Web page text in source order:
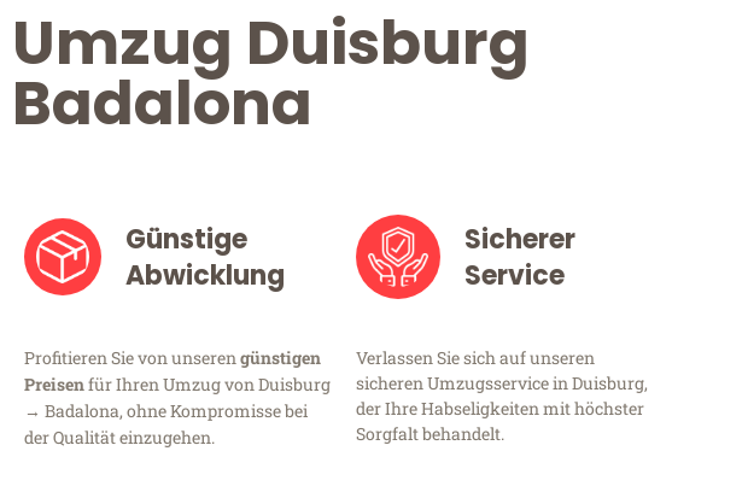
Umzug Duisburg
Badalona
Günstige
Abwicklung
Profitieren Sie von unserengünstigen
Preisenfür Ihren Umzug von Duisburg
→ Badalona, ohne Kompromisse bei
der Qualität einzugehen.
Sicherer
Service
Verlassen Sie sich auf unseren
sicheren Umzugsservice in Duisburg,
der Ihre Habseligkeiten mit höchster
Sorgfalt behandelt.